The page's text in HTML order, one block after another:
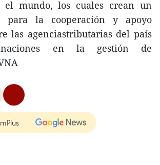
mundo, los cuales crean un
para la cooperación y apoyo
las agenciastributarias del país
en la gestión de